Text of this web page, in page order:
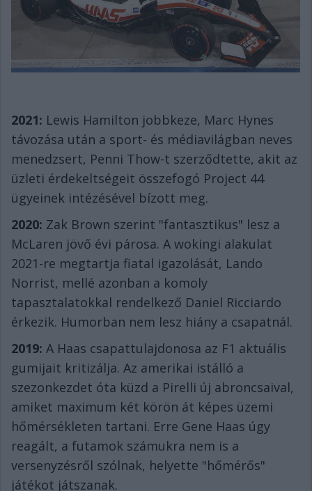
2021: Lewis Hamilton jobbkeze, Marc Hynes
távozása után a sport- és médiavilágban neves
menedzsert, Penni Thow-t szerződtette, akit az
üzleti érdekeltségeit összefogó Project 44
ügyeinek intézésével bízott meg.
2020: Zak Brown szerint "fantasztikus" lesz a
McLaren jövő évi párosa. A wokingi alakulat
2021-re megtartja fiatal igazolását, Lando
Norrist, mellé azonban a komoly
tapasztalatokkal rendelkező Daniel Ricciardo
érkezik. Humorban nem lesz hiány a csapatnál.
2019: A Haas csapattulajdonosa az F1 aktuális
gumijait kritizálja. Az amerikai istálló a
szezonkezdet óta küzd a Pirelli új abroncsaival,
amiket maximum két körön át képes üzemi
hőmérsékleten tartani. Erre Gene Haas úgy
reagált, a futamok számukra nem is a
versenyzésről szólnak, helyette "hőmérős"
játékot játszanak.